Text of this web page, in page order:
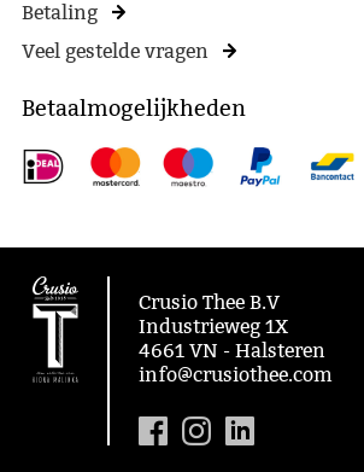
Betaling
Veel gestelde vragen
Betaalmogelijkheden
Crusio Thee B.V
Industrieweg 1X
4661 VN - Halsteren
info@crusiothee.com